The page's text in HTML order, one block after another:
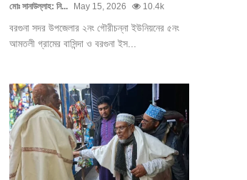
মোঃ সানাউল্লাহ: নি... May 15, 2026 10.4k
বরগুনা সদর উপজেলার ২নং গৌরীচন্না ইউনিয়নের ৫নং
আমতলী গ্রামের বাসিন্দা ও বরগুনা ইস...